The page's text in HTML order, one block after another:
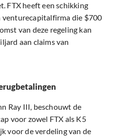
FTX heeft een schikking
venturecapitalfirma die $700
van deze regeling kan
aan claims van
Ray III, beschouwt de
voor zowel FTX als K5
voor de verdeling van de